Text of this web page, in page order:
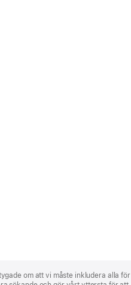
om att vi måste inkludera alla för